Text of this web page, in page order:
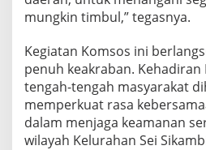
a
y
a
h
mungkin timbul,” tegasnya.
Kegiatan Komsos ini
penuh keakraban. Kehadiran
tengah-tengah masyarakat
memperkuat rasa
dalam menjaga keamanan
wilayah Kelurahan Sei